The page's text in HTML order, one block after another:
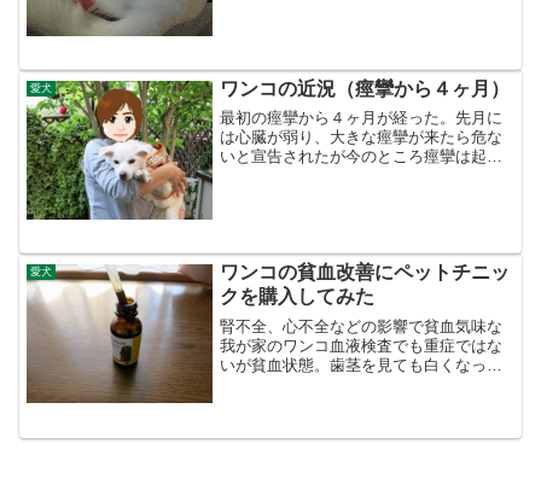
愛犬 ワンコの近況（痙攣から４ヶ月）
最初の痙攣から４ヶ月が経った。先月に
は心臓が弱り、大きな痙攣が来たら危な
いと宣告されたが今のところ痙攣は起き
愛犬
ワンコの貧血改善にペットチニッ
クを購入してみた
腎不全、心不全などの影響で貧血気味な
我が家のワンコ血液検査でも重症ではな
いが貧血状態。歯茎を見ても白くなって
できないかとサプリを探...